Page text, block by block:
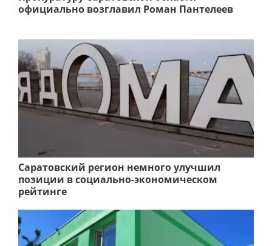
официально возглавил Роман Пантелеев
Саратовский регион немного улучшил
позиции в социально-экономическом
рейтинге